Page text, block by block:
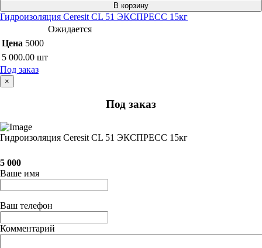
В корзину
Гидроизоляция Ceresit CL 51 ЭКСПРЕСС 15кг
Ожидается
Цена 5000
5 000.00 шт
Под заказ
×
Под заказ
Гидроизоляция Ceresit CL 51 ЭКСПРЕСС 15кг
5 000
Ваше имя
Ваш телефон
Комментарий